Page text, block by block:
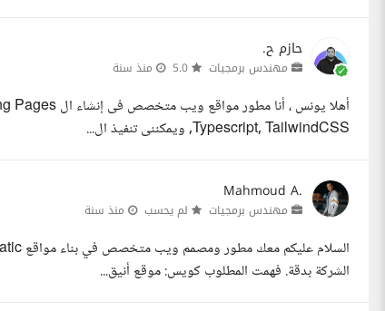
حازم ح.
مهندس برمجيات منذ سنة
,Typescript, TailwindCSS ويمكننى تنفيذ ال...
Mahmoud A.
مهندس برمجيات لم يحسب منذ سنة
الشركة بدقة. فهمت المطلوب كويس: موقع أنيق...